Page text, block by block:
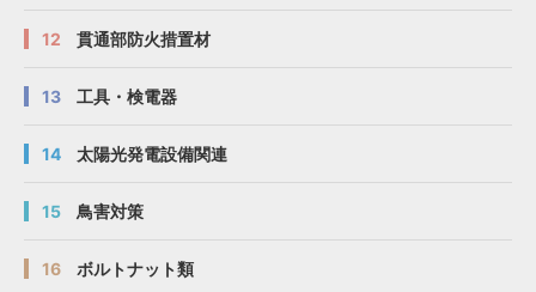
12 貫通部防火措置材
13 工具・検電器
14 太陽光発電設備関連
15 鳥害対策
16 ボルトナット類